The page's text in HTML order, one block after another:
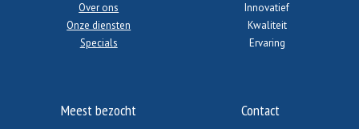
Over ons
Onze diensten
Specials
Innovatief
Kwaliteit
Ervaring
Meest bezocht Contact